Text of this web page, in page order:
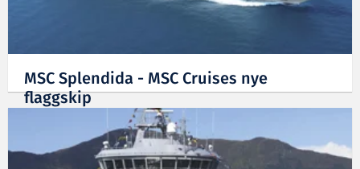
MSC Splendida - MSC Cruises nye
flaggskip